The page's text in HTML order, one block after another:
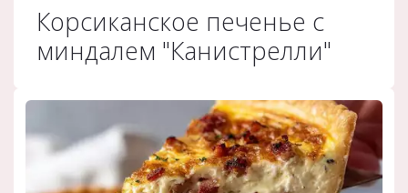
Корсиканское печенье с
миндалем "Канистрелли"